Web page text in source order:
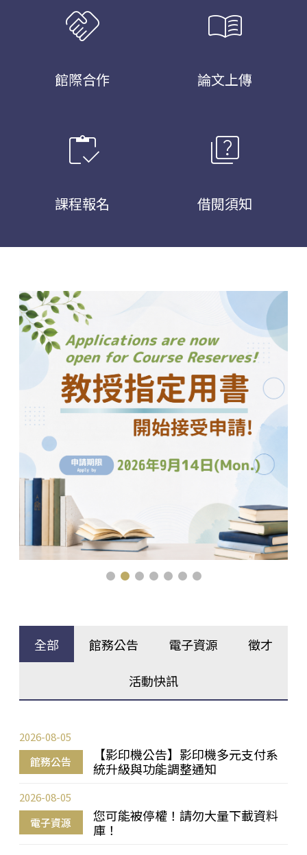
handshake
館際合作
menu_book
論文上傳
inventory
課程報名
quiz
借閱須知
全部 館務公告 電子資源 徵才
活動快訊
館務公告
【影印機公告】影印機多元支付系
統升級與功能調整通知
2026-08-05
電子資源
您可能被停權！請勿大量下載資料
庫！
2026-08-05